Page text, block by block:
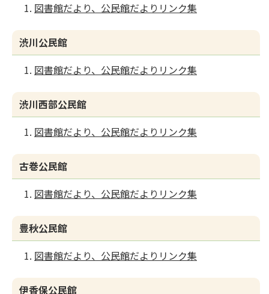
図書館だより、公民館だよりリンク集
渋川公民館
図書館だより、公民館だよりリンク集
渋川西部公民館
図書館だより、公民館だよりリンク集
古巻公民館
図書館だより、公民館だよりリンク集
豊秋公民館
図書館だより、公民館だよりリンク集
伊香保公民館